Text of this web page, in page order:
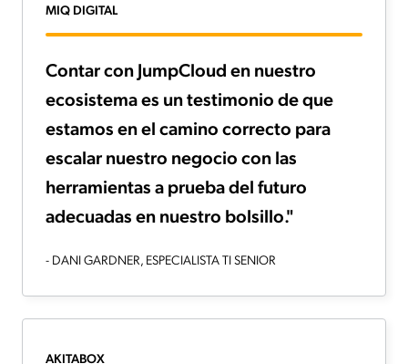
MIQ DIGITAL
Contar con JumpCloud en nuestro
ecosistema es un testimonio de que
estamos en el camino correcto para
escalar nuestro negocio con las
herramientas a prueba del futuro
adecuadas en nuestro bolsillo."
- DANI GARDNER, ESPECIALISTA TI SENIOR
AKITABOX